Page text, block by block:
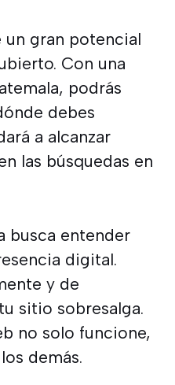
gran potencial
Con una
podrás
debes
a alcanzar
las búsquedas en
busca entender
digital.
y de
sitio sobresalga.
no solo funcione,
demás.